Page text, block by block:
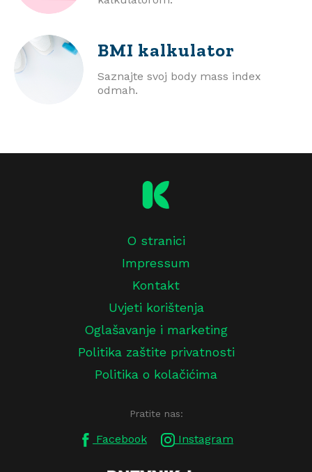
BMI kalkulator
Saznajte svoj body mass index
odmah.
O stranici
Impressum
Kontakt
Uvjeti korištenja
Oglašavanje i marketing
Politika zaštite privatnosti
Politika o kolačićima
Pratite nas:
Facebook Instagram